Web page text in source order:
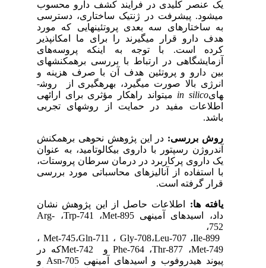
یک عنصر کلیدی در فرایند کشف دارو محسوب
می‏شود. پیشرفت در ژنتیک ساختاری، دسترسی
به ساختارهای سه بعدی پروتئین‏هایی که مورد
هدف دارو قرار می‏گیرند را برای ما امکان‏پذیر
کرده است. با توجه به اینکه پروسههای
آزمایشگاهی در ارتباط با بررسی برهمکنش‏های
بین دارو و پروتئین هدف آن با صرف هزینهو
انرژی بالا صورت می‏گیرد، بهره‏گیری از روش­
هایin silicoمی‏تواند راهکار مؤثری برای ارائه‏ی
اطلاعات مفید در حمایت از روش‏های تجربی
باشد.
روش بررسی: در این پژوهش نحوه­ی برهمکنش
آندروژن رسپتور با داروی بیکالوتامید، به عنوان
یک داروی پرکاربرد در درمان سرطان پروستات،
با استفاده از آنالیزهای محاسباتی مورد بررسی
قرار گرفته است.
یافته­ ها:اطلاعات حاصل از این پژوهش نشان
داد، اسیدهای آمینه­ی Met-895، Trp-741، Arg-
752،
Ile-899،Leu-707،Gly-708، Gln-711،Met-745،
Met-749،Thr-877،Phe-764و Met-742که در
پیوند هیدروفوب و اسیدهای آمینه­یAsn-705و